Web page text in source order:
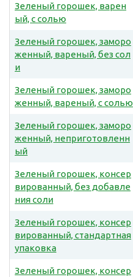
Зеленый горошек, варен
ый, с солью
Зеленый горошек, заморо
женный, вареный, без сол
и
Зеленый горошек, заморо
женный, вареный, с солью
Зеленый горошек, заморо
женный, неприготовленн
ый
Зеленый горошек, консер
вированный, без добавле
ния соли
Зеленый горошек, консер
вированный, стандартная
упаковка
Зеленый горошек, консер